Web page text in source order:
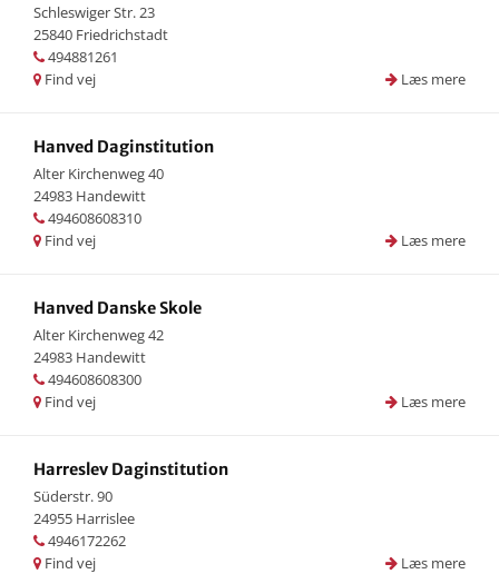
Schleswiger Str. 23
25840 Friedrichstadt
494881261
Læs mere
Find vej
Hanved Daginstitution
Alter Kirchenweg 40
24983 Handewitt
494608608310
Læs mere
Find vej
Hanved Danske Skole
Alter Kirchenweg 42
24983 Handewitt
494608608300
Læs mere
Find vej
Harreslev Daginstitution
Süderstr. 90
24955 Harrislee
4946172262
Læs mere
Find vej